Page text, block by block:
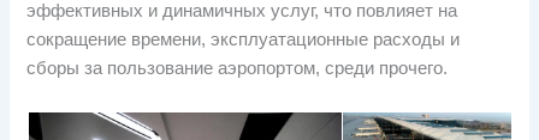
эффективных и динамичных услуг, что повлияет на
сокращение времени, эксплуатационные расходы и
сборы за пользование аэропортом, среди прочего.